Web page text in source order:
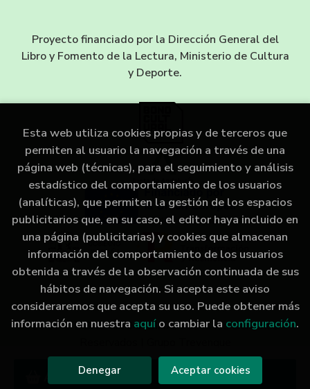
Añadir a mi cesta
Proyecto financiado por la Dirección General del
Libro y Fomento de la Lectura, Ministerio de Cultura
y Deporte.
2026 © LIBRERÍA IMAGINA. Todos los Derechos
Esta web utiliza cookies propias y de terceros que
permiten al usuario la navegación a través de una
página web (técnicas), para el seguimiento y análisis
estadístico del comportamiento de los usuarios
(analíticas), que permiten la gestión de los espacios
publicitarios que, en su caso, el editor haya incluido en
una página (publicitarias) y cookies que almacenan
información del comportamiento de los usuarios
obtenida a través de la observación continuada de sus
hábitos de navegación. Si acepta este aviso
consideraremos que acepta su uso. Puede obtener más
información en nuestra aquío cambiar la configuración.
Denegar Aceptar cookies